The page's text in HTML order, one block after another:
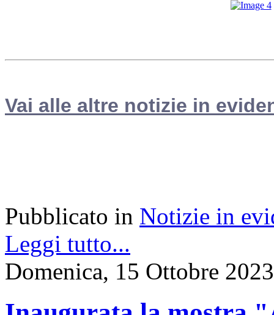
Vai alle altre notizie in
Pubblicato in Notizie in
Leggi tutto...
Domenica, 15 Ottobre